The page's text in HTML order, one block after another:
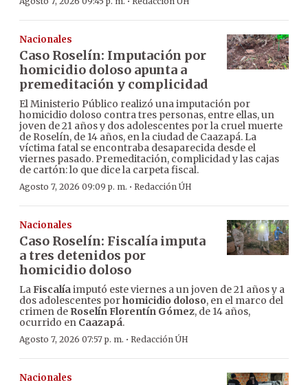
Nacionales
Caso Roselín: Imputación por
homicidio doloso apunta a
premeditación y complicidad
El Ministerio Público realizó una imputación por
homicidio doloso contra tres personas, entre ellas, un
joven de 21 años y dos adolescentes por la cruel muerte
de Roselín, de 14 años, en la ciudad de Caazapá. La
víctima fatal se encontraba desaparecida desde el
viernes pasado. Premeditación, complicidad y las cajas
de cartón: lo que dice la carpeta fiscal.
Agosto 7, 2026 09:09 p. m. · Redacción ÚH
Nacionales
Caso Roselín: Fiscalía imputa
a tres detenidos por
homicidio doloso
LaFiscalíaimputó este viernes a un joven de 21 años y a
dos adolescentes porhomicidio doloso, en el marco del
crimen de Roselín Florentín Gómez, de 14 años,
ocurrido en Caazapá.
Agosto 7, 2026 07:57 p. m. · Redacción ÚH
Nacionales